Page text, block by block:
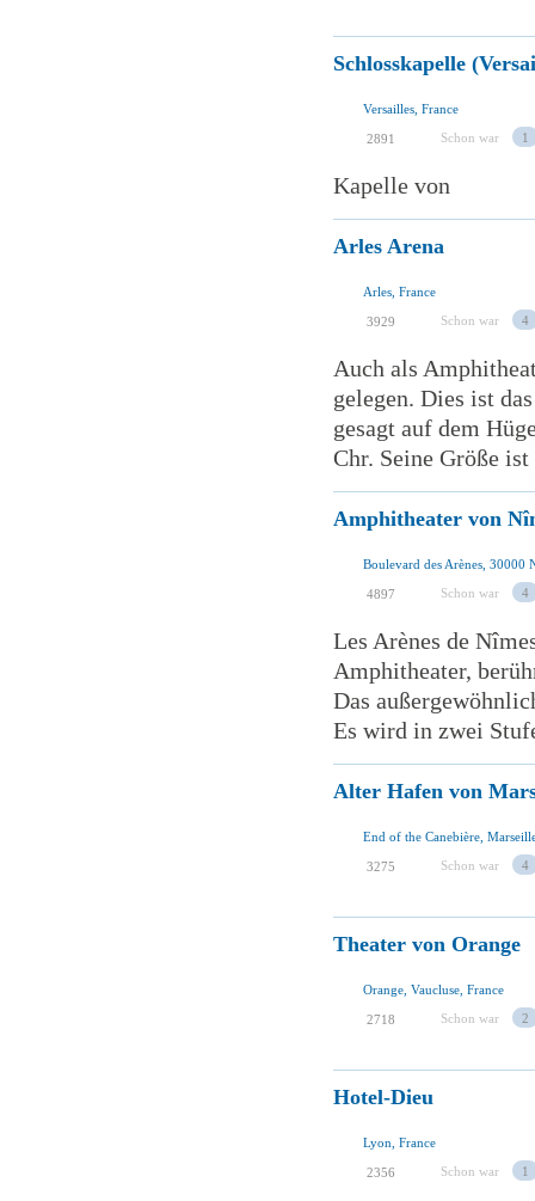
Schlosskapelle
Versailles, France
2891 Schon war 1
Kapelle von
Arles Arena
Arles, France
3929 Schon war 4
Auch als
gelegen. Dies ist
gesagt auf dem
Chr. Seine Größe
Amphitheater von
Boulevard des Arènes, 30000
4897 Schon war 4
Les Arènes de
Amphitheater,
Das
Es wird in zwei
Alter Hafen von
End of the Canebière,
3275 Schon war 4
Theater von Orange
Orange, Vaucluse, France
2718 Schon war 2
Hotel-Dieu
Lyon, France
2356 Schon war 1